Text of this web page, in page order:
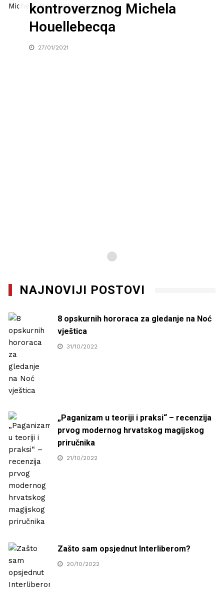
kontroverznog Michela
Houellebecqa
27/01/2021
NAJNOVIJI POSTOVI
8 opskurnih hororaca za gledanje na Noć
vještica
31/10/2022
„Paganizam u teoriji i praksi“ – recenzija
prvog modernog hrvatskog magijskog
priručnika
21/10/2022
Zašto sam opsjednut Interliberom?
20/10/2022